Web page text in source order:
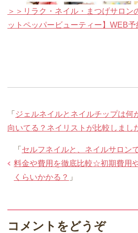
＞＞リラク・ネイル・まつげサロン
ットペッパービューティー】WEB予
「 ジェルネイルとネイルチップは何
向いてる？ネイリストが比較しまし
「 セルフネイルと、ネイルサロン
料金や費用を徹底比較☆初期費用
くらいかかる？ 」
コメントをどうぞ